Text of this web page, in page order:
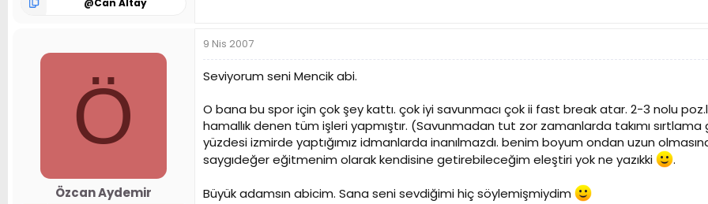
Ö
Özcan Aydemir
9 Nis 2007
Seviyorum seni Mencik abi.
O bana bu spor için çok şey kattı. çok iyi savunmacı çok ii fast break atar. 2-3 nolu
hamallık denen tüm işleri yapmıştır. (Savunmadan tut zor zamanlarda takımı
yüzdesi izmirde yaptığımız idmanlarda inanılmazdı. benim boyum ondan uzun
saygıdeğer eğitmenim olarak kendisine getirebileceğim eleştiri yok ne yazıkki
.
Büyük adamsın abicim. Sana seni sevdiğimi hiç söylemişmiydim